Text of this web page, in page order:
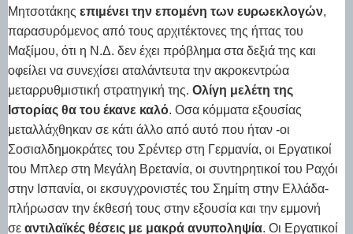
Μητσοτάκης επιμένει την επομένη των ευρωεκλογών,
παρασυρόμενος από τους αρχιτέκτονες της ήττας του
Μαξίμου, ότι η Ν.Δ. δεν έχει πρόβλημα στα δεξιά της και
οφείλει να συνεχίσει αταλάντευτα την ακροκεντρώα
μεταρρυθμιστική στρατηγική της. Ολίγη μελέτη της
Ιστορίας θα του έκανε καλό. Οσα κόμματα εξουσίας
μεταλλάχθηκαν σε κάτι άλλο από αυτό που ήταν -οι
Σοσιαλδημοκράτες του Σρέντερ στη Γερμανία, οι Εργατικοί
του Μπλερ στη Μεγάλη Βρετανία, οι συντηρητικοί του Ραχόι
στην Ισπανία, οι εκσυγχρονιστές του Σημίτη στην Ελλάδα-
πλήρωσαν την έκθεσή τους στην εξουσία και την εμμονή
σε αντιλαϊκές θέσεις με μακρά ανυποληψία. Οι Εργατικοί